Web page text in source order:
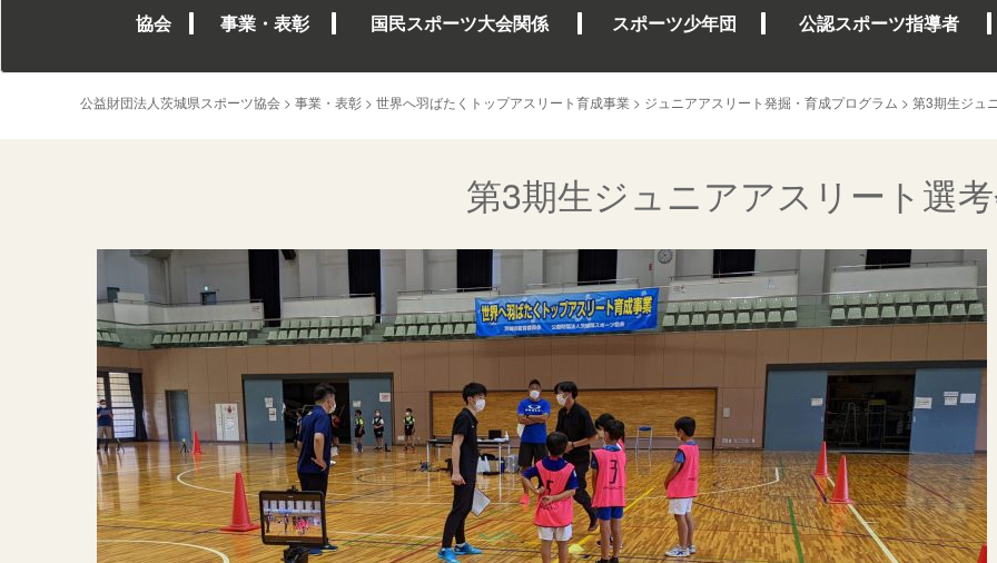
協会 事業・表彰 国民スポーツ大会関係 スポーツ少年団 公認スポーツ指導者
公益財団法人茨城県スポーツ協会 > 事業・表彰 > 世界へ羽ばたくトップアスリート育成事業 > ジュニアアスリート発掘・育成プログラム > 第3期生ジュ
第3期生ジュニアアスリート選